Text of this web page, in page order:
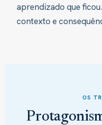
aprendizado que
contexto e
OS